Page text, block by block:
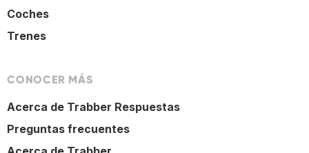
Coches
Trenes
CONOCER MÁS
Acerca de Trabber Respuestas
Preguntas frecuentes